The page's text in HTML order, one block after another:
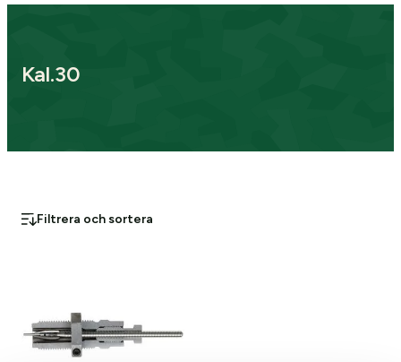
Kal.30
Filtrera och sortera